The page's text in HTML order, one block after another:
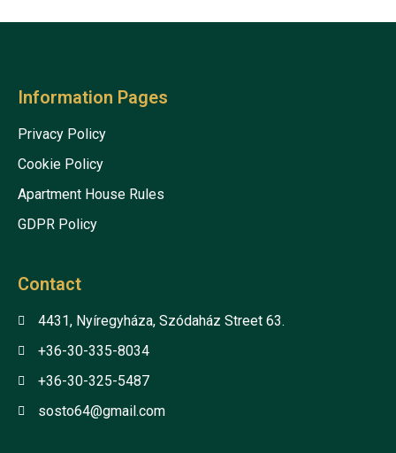
Information Pages
Privacy Policy
Cookie Policy
Apartment House Rules
GDPR Policy
Contact
4431, Nyíregyháza, Szódaház Street 63.
+36-30-335-8034
+36-30-325-5487
sosto64@gmail.com